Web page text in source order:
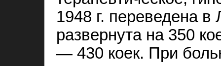
1948 г. переведена
развернута на 350
— 430 коек. При